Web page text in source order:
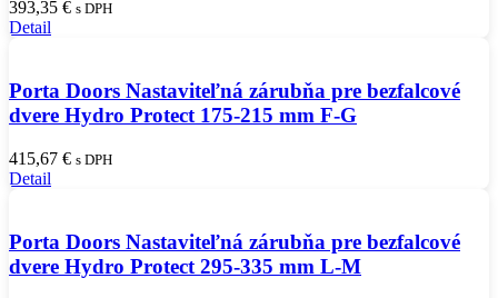
393,35 € s DPH
Detail
Porta Doors Nastaviteľná zárubňa pre bezfalcové
dvere Hydro Protect 175-215 mm F-G
415,67 € s DPH
Detail
Porta Doors Nastaviteľná zárubňa pre bezfalcové
dvere Hydro Protect 295-335 mm L-M